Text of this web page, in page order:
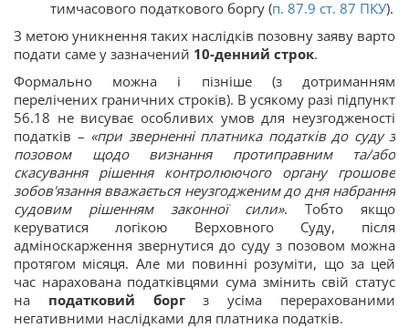
тимчасового податкового боргу (п. 87.9 ст. 87 ПКУ).
З метою уникнення таких наслідків позовну заяву варто
подати саме у зазначений 10-денний строк.
Формально можна і пізніше (з дотриманням
перелічених граничних строків). В усякому разі підпункт
56.18 не висуває особливих умов для неузгодженості
податків – «при зверненні платника податків до суду з
позовом щодо визнання протиправним та/або
скасування рішення контролюючого органу грошове
зобов'язання вважається неузгодженим до дня набрання
судовим рішенням законної сили». Тобто якщо
керуватися логікою Верховного Суду, після
адміноскарження звернутися до суду з позовом можна
протягом місяця. Але ми повинні розуміти, що за цей
час нарахована податківцями сума змінить свій статус
на податковий боргз усіма перерахованими
негативними наслідками для платника податків.